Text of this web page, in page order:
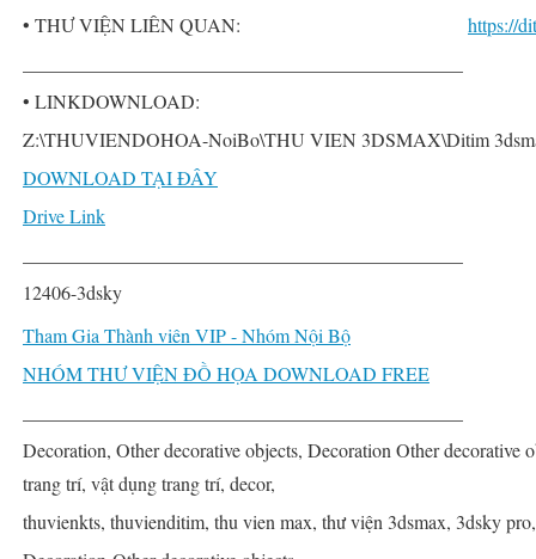
• THƯ VIỆN LIÊN QUAN:
https://
• LINKDOWNLOAD:
Z:\THUVIENDOHOA-NoiBo\THU VIEN 3DSMAX\Ditim
DOWNLOAD TẠI ĐÂY
Drive Link
12406-3dsky
Tham Gia Thành viên VIP - Nhóm Nội Bộ
NHÓM THƯ VIỆN ĐỒ HỌA DOWNLOAD FREE
Decoration, Other decorative objects, Decoration Other
trang trí, vật dụng trang trí, decor,
thuvienkts, thuvienditim, thu vien max, thư viện 3dsmax, 3dsky